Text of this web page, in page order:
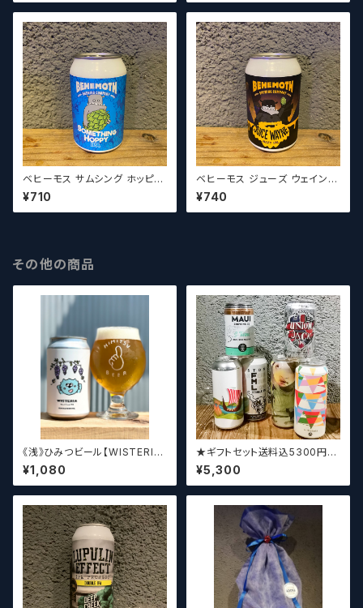
ベヒーモス サムシング ホッピー
/ Behemoth Something Ho
ppy【クラフトビールシザーズ】
¥710
ベヒーモス ジューズ ウェイン
ヘイジー / Behemoth Juice
Wayne Hazy【クラフトビール
シザーズ】
¥740
その他の商品
《浅》ひみつビール【WISTERIA】
／ ウィステリア
¥1,080
★ギフトセット送料込5300円★
（お好みに合わせて4～5本チョ
イスさせていただきます）【クラフ
トビール】
¥5,300